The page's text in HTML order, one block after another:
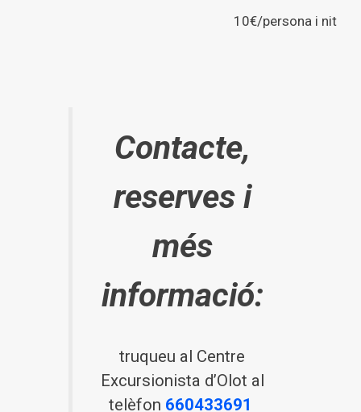
10€/persona i nit
Contacte,
reserves i
més
informació:
truqueu al Centre
Excursionista d’Olot al
telèfon 660433691